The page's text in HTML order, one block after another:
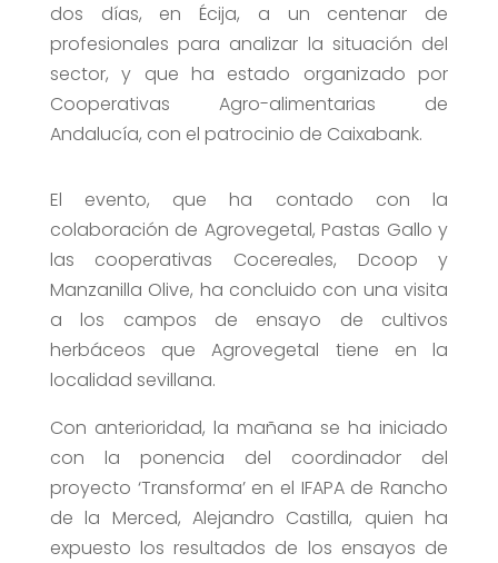
dos días, en Écija, a un centenar de
profesionales para analizar la situación del
sector, y que ha estado organizado por
Cooperativas Agro-alimentarias de
Andalucía, con el patrocinio de Caixabank.
El evento, que ha contado con la
colaboración de Agrovegetal, Pastas Gallo y
las cooperativas Cocereales, Dcoop y
Manzanilla Olive, ha concluido con una visita
a los campos de ensayo de cultivos
herbáceos que Agrovegetal tiene en la
localidad sevillana.
Con anterioridad, la mañana se ha iniciado
con la ponencia del coordinador del
proyecto ‘Transforma’ en el IFAPA de Rancho
de la Merced, Alejandro Castilla, quien ha
expuesto los resultados de los ensayos de